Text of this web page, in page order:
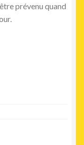
prévenu quand